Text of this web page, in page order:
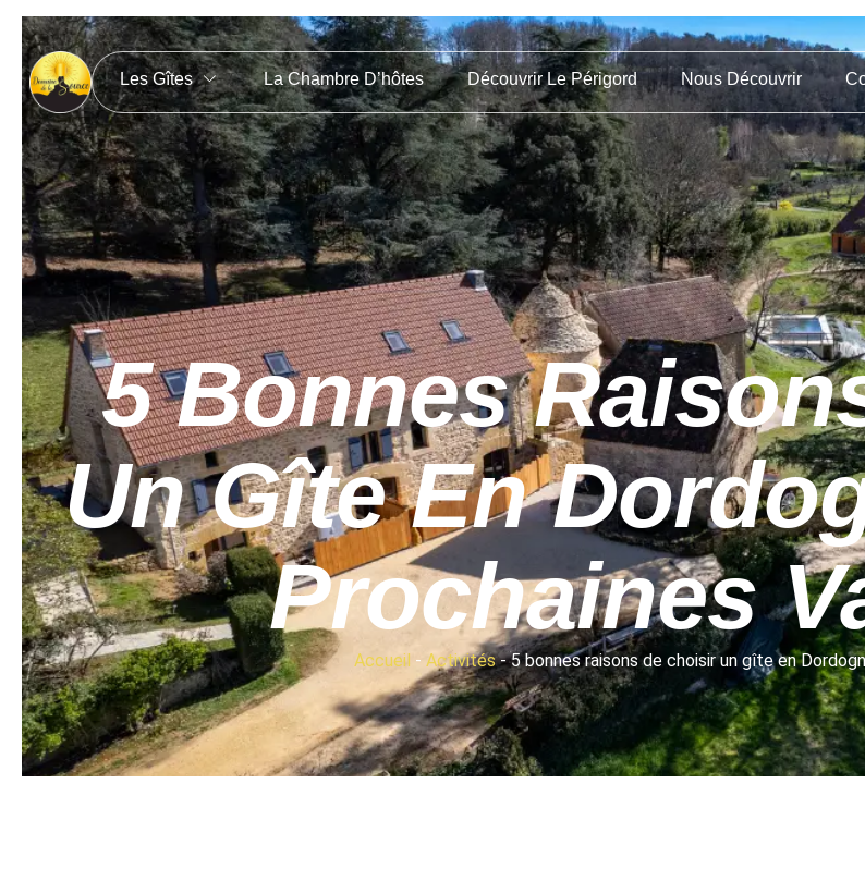
Les Gîtes La Chambre D’hôtes Découvrir Le Périgord Nous Découvrir
5 Bonnes
Un Gîte En
Prochaines
Accueil - Activités-5 bonnes raisons de choisir un gîte en